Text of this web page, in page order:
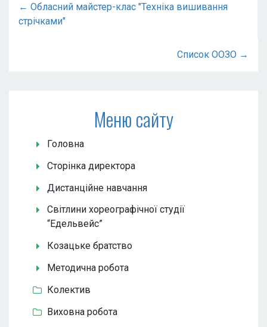
← Обласний майстер-клас "Техніка вишивання
стрічками"
Список ООЗО →
Меню сайту
Головна
Сторінка директора
Дистанційне навчання
Світлини хореографічної студії
“Едельвейс”
Козацьке братство
Методична робота
Колектив
Виховна робота